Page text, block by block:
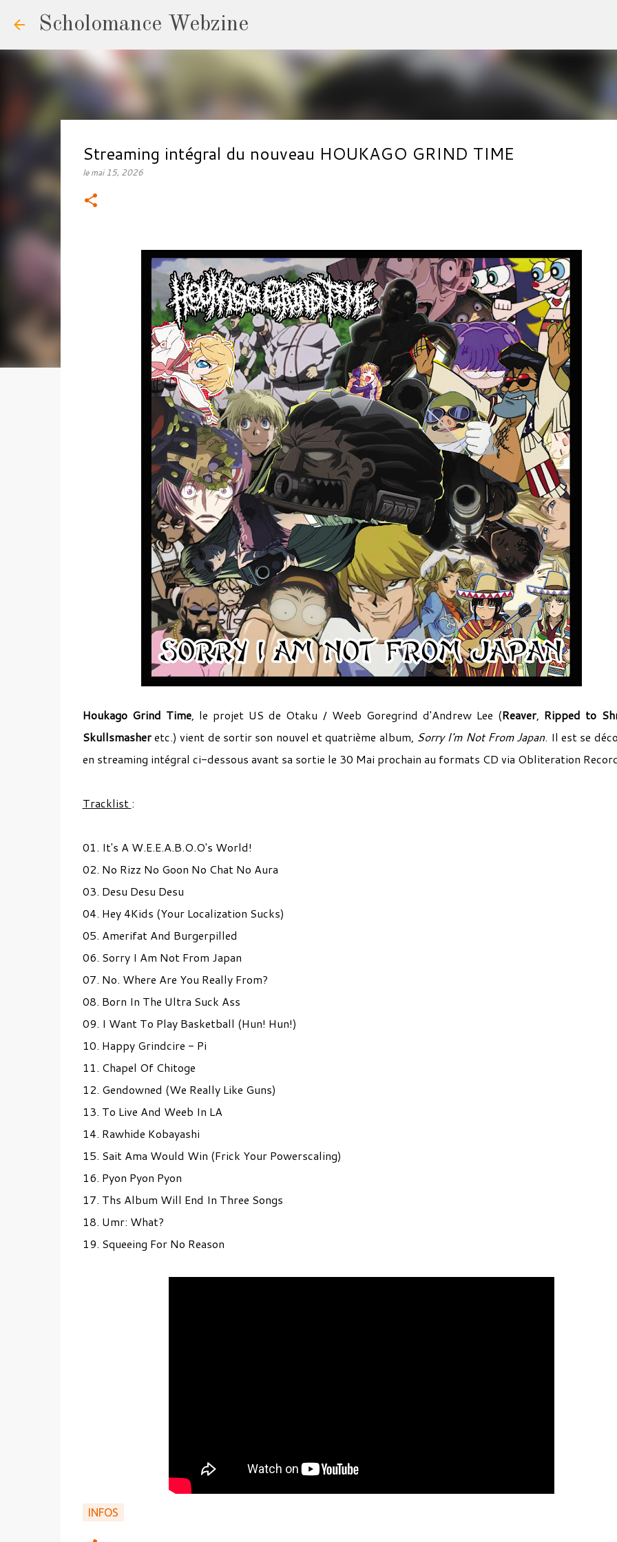
Scholomance Webzine
Streaming intégral du nouveau HOUKAGO GRIND TIME
lemai 15, 2026
Houkago Grind Time, le projet US de Otaku / Weeb Goregrind d'Andrew Lee (Reaver, Ripped to
Skullsmasheretc.) vient de sortir son nouvel et quatrième album, Sorry I'm Not From Japan. Il est se
en streaming intégral ci-dessous avant sa sortie le 30 Mai prochain au formats CD via Obliteration
Tracklist :
01. It's A W.E.E.A.B.O.O's World!
02. No Rizz No Goon No Chat No Aura
03. Desu Desu Desu
04. Hey 4Kids (Your Localization Sucks)
05. Amerifat And Burgerpilled
06. Sorry I Am Not From Japan
07. No. Where Are You Really From?
08. Born In The Ultra Suck Ass
09. I Want To Play Basketball (Hun! Hun!)
10. Happy Grindcire - Pi
11. Chapel Of Chitoge
12. Gendowned (We Really Like Guns)
13. To Live And Weeb In LA
14. Rawhide Kobayashi
15. Sait Ama Would Win (Frick Your Powerscaling)
16. Pyon Pyon Pyon
17. Ths Album Will End In Three Songs
18. Umr: What?
19. Squeeing For No Reason
INFOS